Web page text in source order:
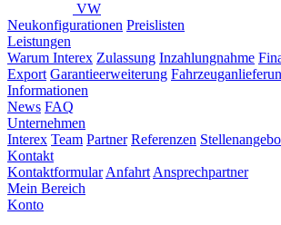
VW
Neukonfigurationen Preislisten
Leistungen
Warum Interex Zulassung Inzahlungnahme
Export Garantieerweiterung
Informationen
News FAQ
Unternehmen
Interex Team Partner Referenzen
Kontakt
Kontaktformular Anfahrt Ansprechpartner
Mein Bereich
Konto